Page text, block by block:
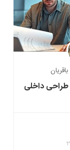
داخلی